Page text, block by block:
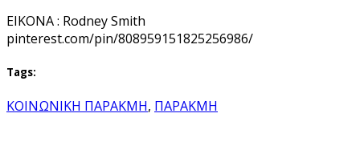
EIKONA : Rodney Smith
pinterest.com/pin/808959151825256986/
Tags:
ΚΟΙΝΩΝΙΚΗ ΠΑΡΑΚΜΗ, ΠΑΡΑΚΜΗ